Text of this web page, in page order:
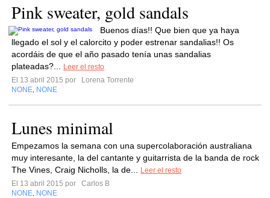
Pink sweater, gold sandals
Buenos días!! Que bien que ya haya
llegado el sol y el calorcito y poder estrenar sandalias!! Os
acordáis de que el año pasado tenía unas sandalias
plateadas?...
Leer el resto
El 13 abril 2015 por
Lorena Torrente
NONE NONE
Lunes minimal
Empezamos la semana con una supercolaboración australiana
muy interesante, la del cantante y guitarrista de la banda de rock
The Vines, Craig Nicholls, la de...
Leer el resto
El 13 abril 2015 por
Carlos B
NONE NONE